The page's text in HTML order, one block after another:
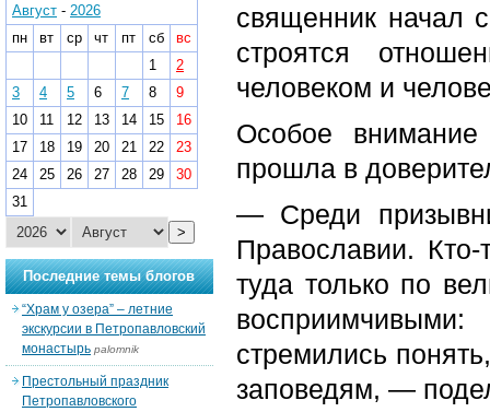
священник начал
строятся
человеком и
Особое
прошла в
— Среди
Православии.
туда только по
стремились
заповедям, —
Август - 2026
пн
вт ср чт пт сб
вс
1
2
3
4 5 6 7 8
9
10
11 12 13 14 15
16
17
18 19 20 21 22
23
24
25 26 27 28 29
30
31
>
Последние темы блогов
“Храм у озера” – летние
экскурсии в Петропавловский
монастырь palomnik
Престольный праздник
Петропавловского